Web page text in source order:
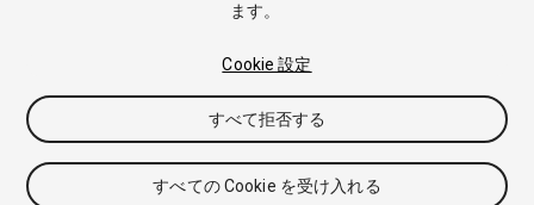
Copyright © 2021 Unity Technologies. Publication 2021.2
商標と利用規約 法律関連
ます。
Cookie 設定
すべて拒否する
すべての Cookie を受け入れる